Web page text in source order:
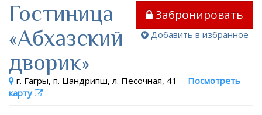
Забронировать
Добавить в избранное
Гостиница
«Абхазский
дворик»
г. Гагры, п. Цандрипш, л. Песочная, 41 - Посмотреть
карту